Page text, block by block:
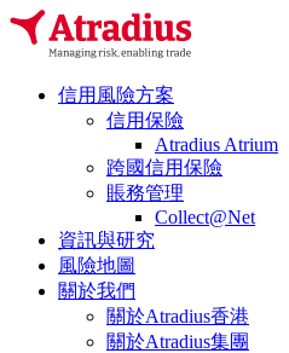
信用風險方案
信用保險
Atradius Atrium
跨國信用保險
賬務管理
Collect@Net
資訊與研究
風險地圖
關於我們
關於Atradius香港
關於Atradius集團